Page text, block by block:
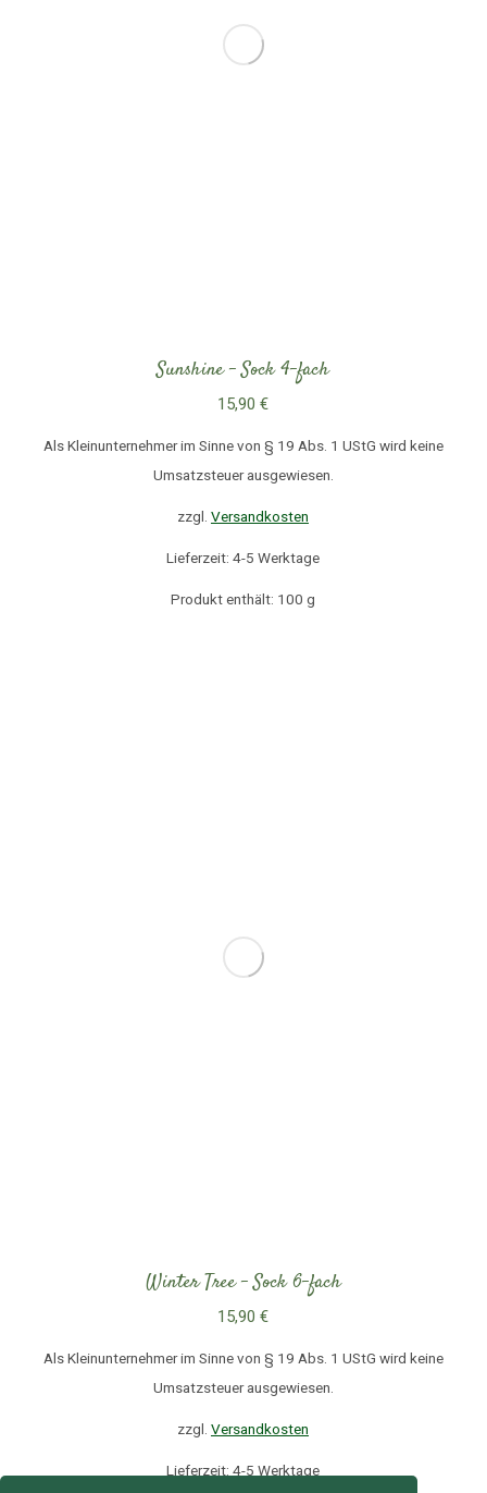
Sunshine – Sock 4-fach
15,90 €
Als Kleinunternehmer im Sinne von § 19 Abs. 1 UStG wird keine
Umsatzsteuer ausgewiesen.
zzgl. Versandkosten
Lieferzeit: 4-5 Werktage
Produkt enthält: 100 g
Winter Tree – Sock 6-fach
15,90 €
Als Kleinunternehmer im Sinne von § 19 Abs. 1 UStG wird keine
Umsatzsteuer ausgewiesen.
zzgl. Versandkosten
Lieferzeit: 4-5 Werktage